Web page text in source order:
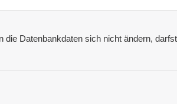
Datenbankdaten sich nicht ändern,